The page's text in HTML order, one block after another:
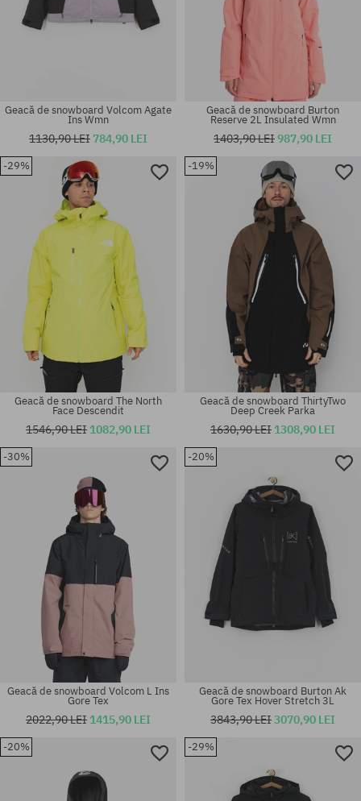
Mărimi existente:
Mărimi existente:
Mărimi existente:
Geacă de snowboard Volcom Agate
Ins Wmn
1130,90 LEI 784,90 LEI
Mărimi existente:
Geacă de snowboard Burton
Reserve 2L Insulated Wmn
1403,90 LEI987,90 LEI
-29%
Mărimi existente:
Geacă de snowboard The North
Face Descendit
1546,90 LEI 1082,90 LEI
-19%
Mărimi existente:
Geacă de snowboard ThirtyTwo
Deep Creek Parka
1630,90 LEI 1308,90 LEI
-30%
Geacă de snowboard Volcom L Ins
Gore Tex
2022,90 LEI 1415,90 LEI
-20%
Geacă de snowboard Burton Ak
Gore Tex Hover Stretch 3L
3843,90 LEI3070,90 LEI
-20% -29%